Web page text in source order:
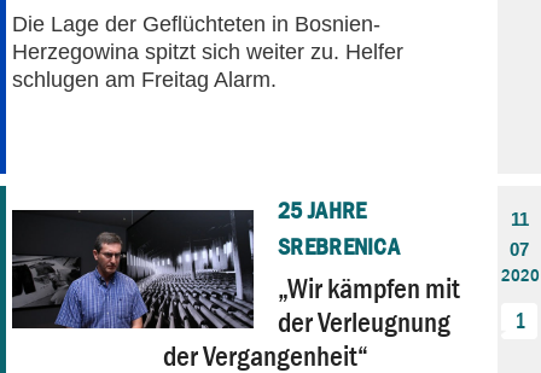
Die Lage der Geflüchteten in Bosnien-
Herzegowina spitzt sich weiter zu. Helfer
schlugen am Freitag Alarm.
25 JAHRE
SREBRENICA
„Wir kämpfen mit
der Verleugnung
der Vergangenheit“
11
07
2020
1